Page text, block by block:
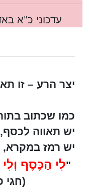
עדכוני כ"א באדר
יצר הרע – זו
כמו שכתוב
יש תאווה לכסף,
יש רמז
"לִי הַכֶּסֶף
(חגי